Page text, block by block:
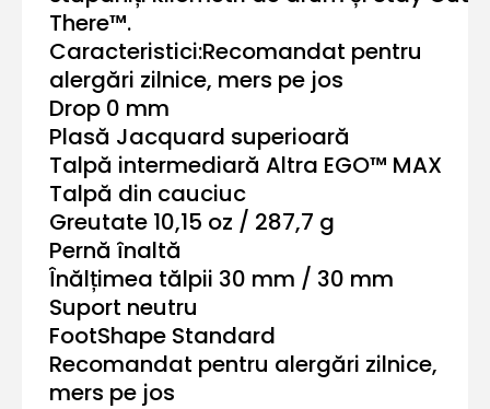
There™.
Caracteristici:Recomandat pentru
alergări zilnice, mers pe jos
Drop 0 mm
Plasă Jacquard superioară
Talpă intermediară Altra EGO™ MAX
Talpă din cauciuc
Greutate 10,15 oz / 287,7 g
Pernă înaltă
Înălțimea tălpii 30 mm / 30 mm
Suport neutru
FootShape Standard
Recomandat pentru alergări zilnice,
mers pe jos